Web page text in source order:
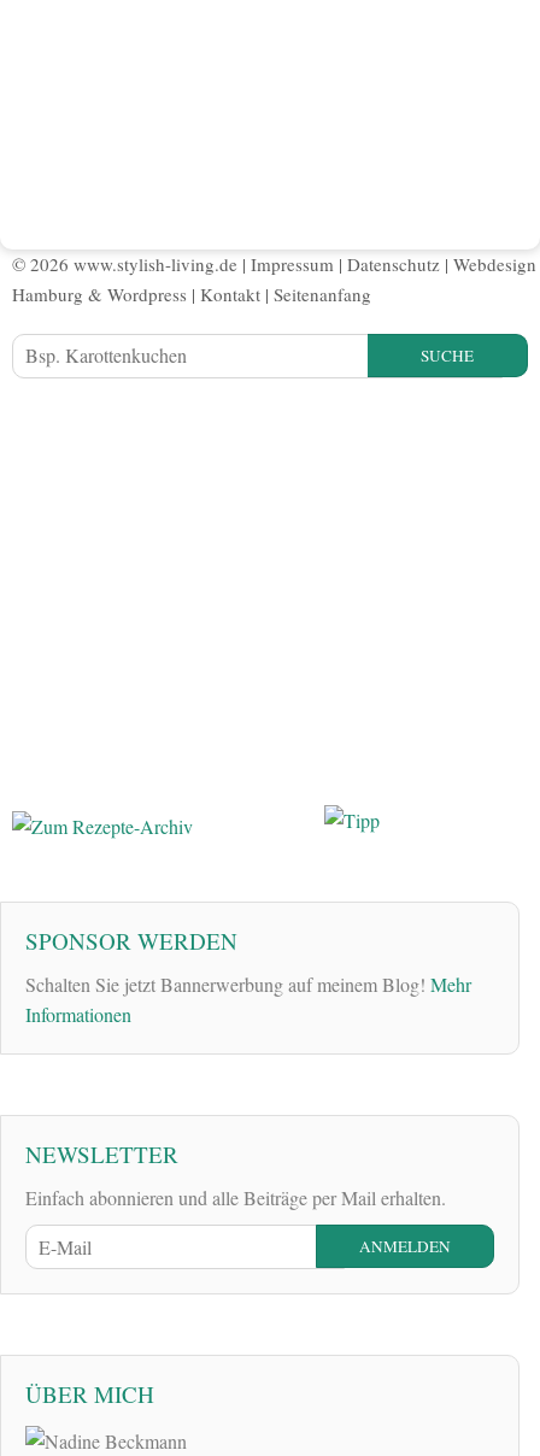
© 2026 www.stylish-living.de | Impressum | Datenschutz | Webdesign
Hamburg & Wordpress | Kontakt | Seitenanfang
SUCHE
SPONSOR WERDEN
Schalten Sie jetzt Bannerwerbung auf meinem Blog! Mehr
Informationen
NEWSLETTER
Einfach abonnieren und alle Beiträge per Mail erhalten.
ÜBER MICH